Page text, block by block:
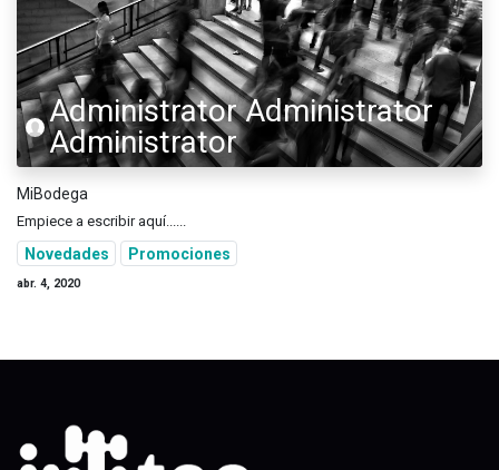
Administrator Administrator
Administrator
MiBodega
Empiece a escribir aquí......
Novedades Promociones
abr. 4, 2020